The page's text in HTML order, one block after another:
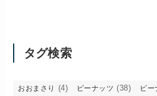
タグ検索
おおまさり (4) ピーナッツ (38) ピー